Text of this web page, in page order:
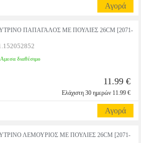
Αγορά
ΠΑΠΑΓΑΛΟΣ ΜΕ ΠΟΥΛΙΕΣ 26CM [2071-
Αμεσα διαθέσιμο
11.99 €
Ελάχιστη 30 ημερών 11.99 €
Αγορά
ΛΕΜΟΥΡΙΟΣ ΜΕ ΠΟΥΛΙΕΣ 26CM [2071-